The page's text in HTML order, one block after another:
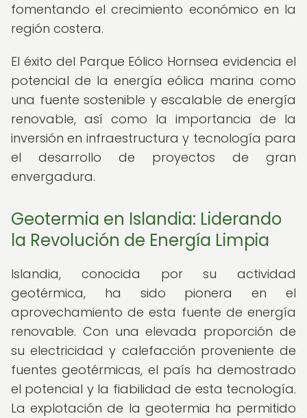
fomentando el crecimiento económico en la
región costera.
El éxito del Parque Eólico Hornsea evidencia el
potencial de la energía eólica marina como
una fuente sostenible y escalable de energía
renovable, así como la importancia de la
inversión en infraestructura y tecnología para
el desarrollo de proyectos de gran
envergadura.
Geotermia en Islandia: Liderando
la Revolución de Energía Limpia
Islandia, conocida por su actividad
geotérmica, ha sido pionera en el
aprovechamiento de esta fuente de energía
renovable. Con una elevada proporción de
su electricidad y calefacción proveniente de
fuentes geotérmicas, el país ha demostrado
el potencial y la fiabilidad de esta tecnología.
La explotación de la geotermia ha permitido